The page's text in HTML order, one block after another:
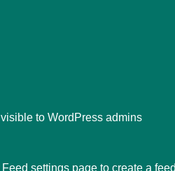
to WordPress admins
settings page to create a